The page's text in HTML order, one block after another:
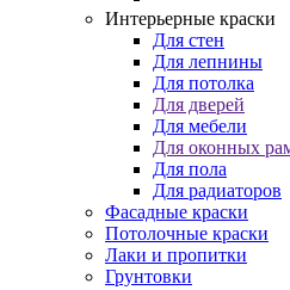
Интерьерные краски
Для стен
Для лепнины
Для потолка
Для дверей
Для мебели
Для оконных
Для пола
Для радиаторов
Фасадные краски
Потолочные краски
Лаки и пропитки
Грунтовки